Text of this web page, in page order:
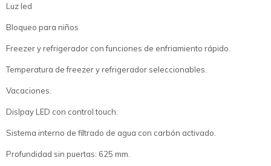
Luz led
Bloqueo para niños
Freezer y refrigerador con funciones de enfriamiento rápido.
Temperatura de freezer y refrigerador seleccionables.
Vacaciones.
Dislpay LED con control touch.
Sistema interno de filtrado de agua con carbón activado.
Profundidad sin puertas: 625 mm.